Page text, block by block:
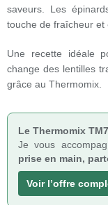
saveurs. Les
touche de fraîcheur et
Une recette idéale
change des lentilles
grâce au Thermomix.
Le Thermomix
Je vous
prise en main,
Voir l’offre